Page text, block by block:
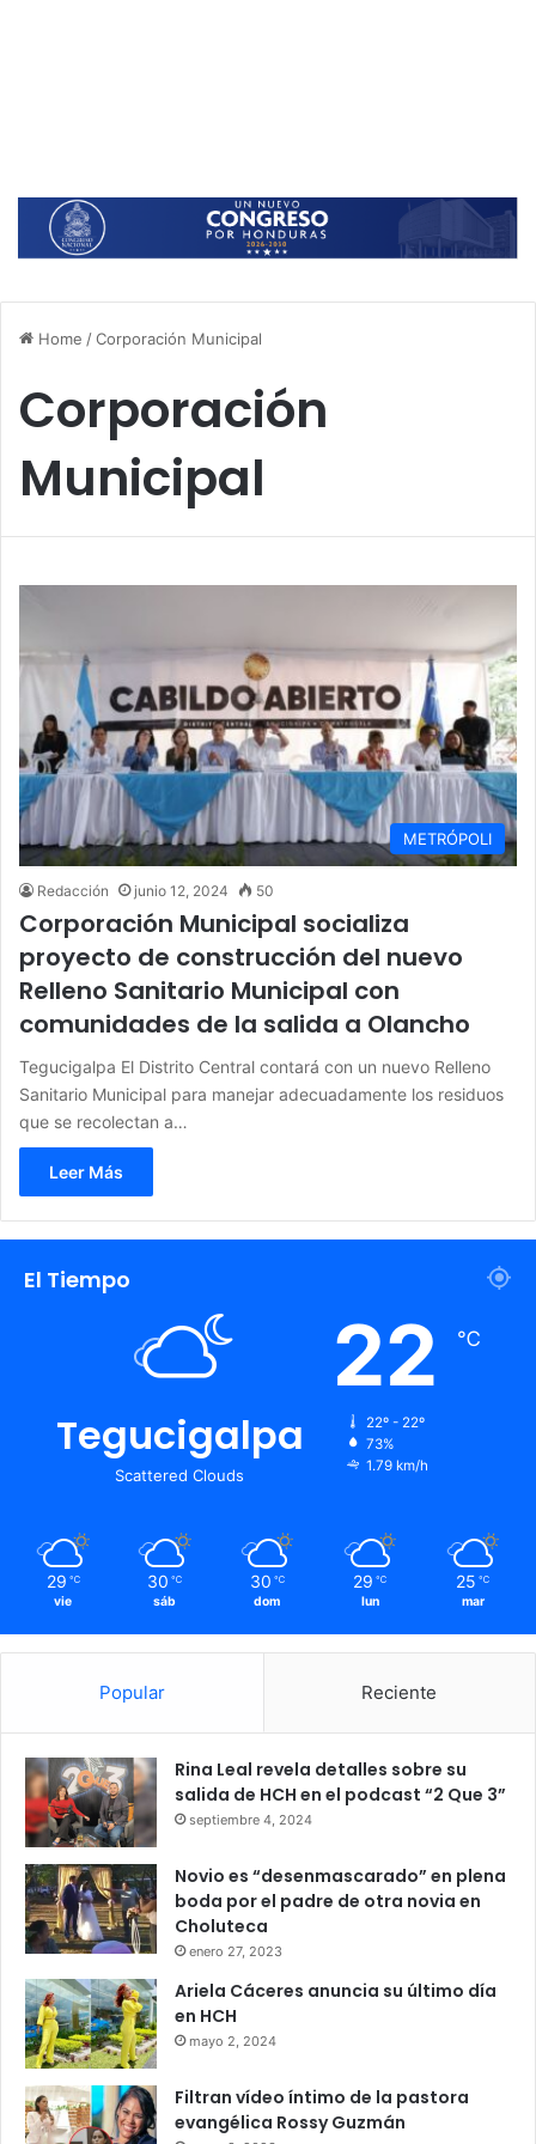
Home /Corporación Municipal
Corporación
Municipal
METRÓPOLI
Redacción junio 12, 2024 50
Corporación Municipal socializa
proyecto de construcción del nuevo
Relleno Sanitario Municipal con
comunidades de la salida a Olancho
Tegucigalpa El Distrito Central contará con un nuevo Relleno
Sanitario Municipal para manejar adecuadamente los residuos
que se recolectan a…
Leer Más
El Tiempo
Tegucigalpa
Scattered Clouds
22 ℃
22º - 22º
73%
1.79 km/h
29 ℃
vie
30 ℃
sáb
30 ℃
dom
29 ℃
lun
25 ℃
mar
Popular Reciente
Rina Leal revela detalles sobre su
salida de HCH en el podcast “2 Que 3”
septiembre 4, 2024
Novio es “desenmascarado” en plena
boda por el padre de otra novia en
Choluteca
enero 27, 2023
Ariela Cáceres anuncia su último día
en HCH
mayo 2, 2024
Filtran vídeo íntimo de la pastora
evangélica Rossy Guzmán